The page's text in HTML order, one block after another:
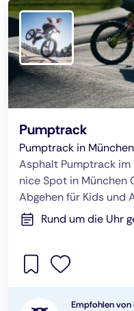
Pumptrack
Pumptrack in
Asphalt Pumptrack
nice Spot in München
Abgehen für Kids und
Rund um die Uhr
Empfohlen